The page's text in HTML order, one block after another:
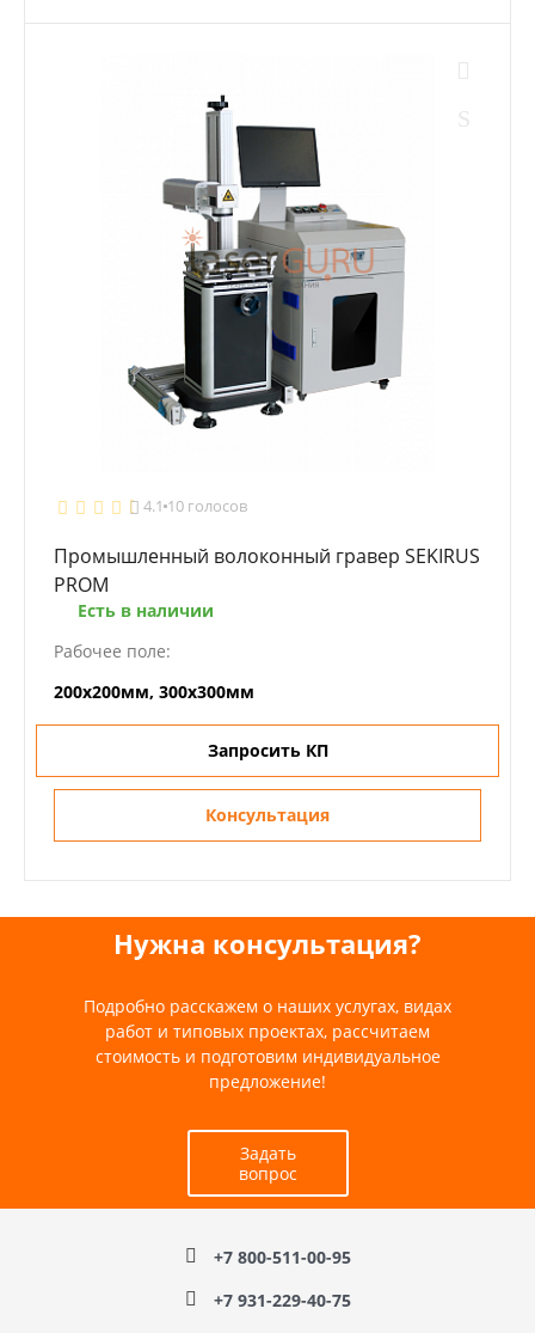
4.1 10 голосов
Промышленный волоконный гравер SEKIRUS
PROM
Есть в наличии
Рабочее поле:
200х200мм, 300х300мм
Запросить КП
Консультация
Нужна консультация?
Подробно расскажем о наших услугах, видах
работ и типовых проектах, рассчитаем
стоимость и подготовим индивидуальное
предложение!
Задать
вопрос
+7 800-511-00-95
+7 931-229-40-75